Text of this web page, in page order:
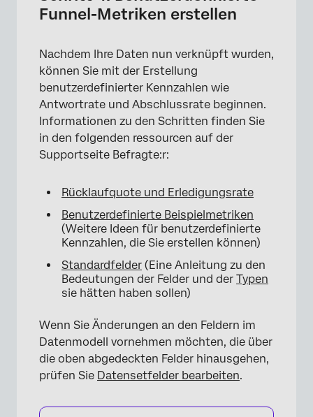
×
Funnel-Metriken erstellen
Nachdem Ihre Daten nun verknüpft wurden,
können Sie mit der Erstellung
benutzerdefinierter Kennzahlen wie
Antwortrate und Abschlussrate beginnen.
Informationen zu den Schritten finden Sie
in den folgenden ressourcen auf der
Supportseite Befragte:r:
Rücklaufquote und Erledigungsrate
Benutzerdefinierte Beispielmetriken
(Weitere Ideen für benutzerdefinierte
Kennzahlen, die Sie erstellen können)
Standardfelder (Eine Anleitung zu den
Bedeutungen der Felder und der Typen
sie hätten haben sollen)
Wenn Sie Änderungen an den Feldern im
Datenmodell vornehmen möchten, die über
die oben abgedeckten Felder hinausgehen,
prüfen Sie Datensetfelder bearbeiten.